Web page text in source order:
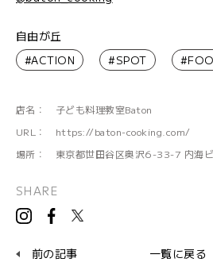
自由が丘
#ACTION #SPOT
店名：
子ども料理教室Baton
URL：
https://baton-cooking.com/
場所：
東京都世田谷区奥沢6-33-7 内海
SHARE
前の記事 一覧に戻る